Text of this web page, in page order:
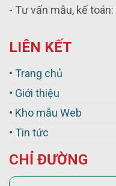
- Tư vấn mẫu, kế toán:
LIÊN KẾT
• Trang chủ
• Giới thiệu
• Kho mẫu Web
• Tin tức
CHỈ ĐƯỜNG